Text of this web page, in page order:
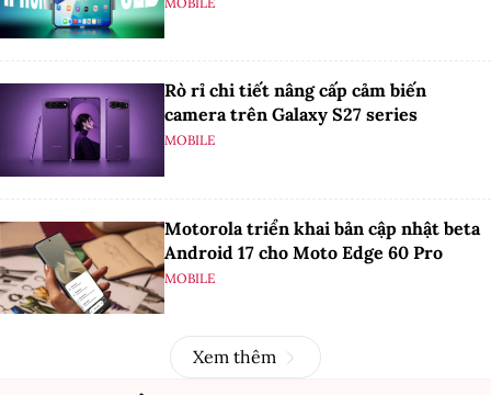
Rò rỉ chi tiết nâng cấp cảm biến
camera trên Galaxy S27 series
MOBILE
Motorola triển khai bản cập nhật beta
Android 17 cho Moto Edge 60 Pro
MOBILE
Xem thêm